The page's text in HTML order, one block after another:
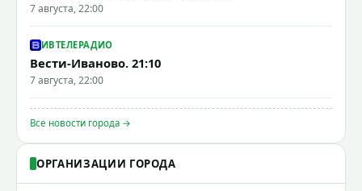
7 августа, 22:00
ИВТЕЛЕРАДИО
Вести-Иваново. 21:10
7 августа, 22:00
Все новости города →
ОРГАНИЗАЦИИ ГОРОДА